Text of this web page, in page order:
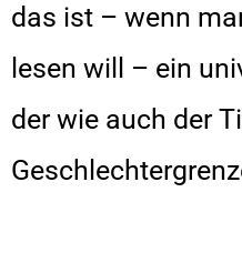
das ist – wenn
lesen will – ein
der wie auch der